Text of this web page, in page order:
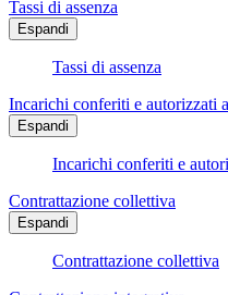
Tassi di assenza
Espandi
Tassi di assenza
Incarichi conferiti e autorizzati
Espandi
Incarichi conferiti e
Contrattazione collettiva
Espandi
Contrattazione collettiva